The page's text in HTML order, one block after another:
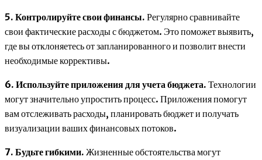
5. Контролируйте свои финансы. Регулярно сравнивайте
свои фактические расходы с бюджетом. Это поможет выявить,
где вы отклоняетесь от запланированного и позволит внести
необходимые коррективы.
6. Используйте приложения для учета бюджета. Технологии
могут значительно упростить процесс. Приложения помогут
вам отслеживать расходы, планировать бюджет и получать
визуализации ваших финансовых потоков.
7. Будьте гибкими. Жизненные обстоятельства могут